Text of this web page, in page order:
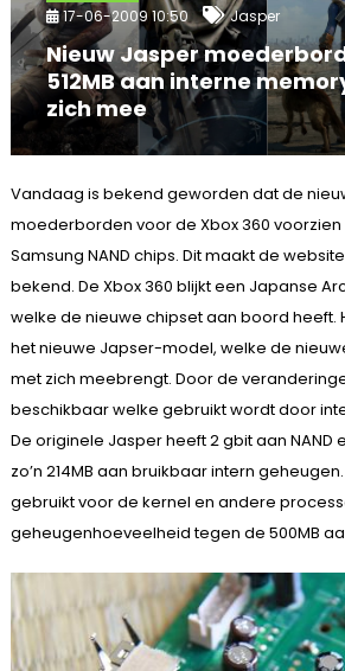
17-06-2009 10:50 Jasper
Nieuw Jasper
512MB aan interne
zich mee
Vandaag is bekend geworden dat de
moederborden voor de Xbox 360 voorzien
Samsung NAND chips. Dit maakt de
bekend. De Xbox 360 blijkt een Japanse
welke de nieuwe chipset aan boord heeft.
het nieuwe Japser-model, welke de
met zich meebrengt. Door de
beschikbaar welke gebruikt wordt door
De originele Jasper heeft 2 gbit aan NAND
zo’n 214MB aan bruikbaar intern
gebruikt voor de kernel en andere
geheugenhoeveelheid tegen de 500MB